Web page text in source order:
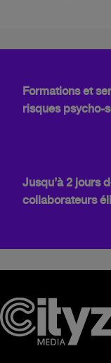
Formations et
risques psycho-
Jusqu’à 2 jours
collaborateurs